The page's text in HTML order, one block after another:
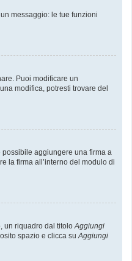
messaggio: le tue funzioni
Puoi modificare un
modifica, potresti trovare del
aggiungere una firma a
la firma all’interno del modulo di
un riquadro dal titoloAggiungi
spazio e clicca suAggiungi